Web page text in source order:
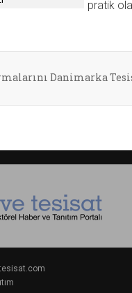
pratik
Danimarka